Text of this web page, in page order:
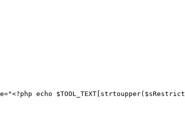
echo